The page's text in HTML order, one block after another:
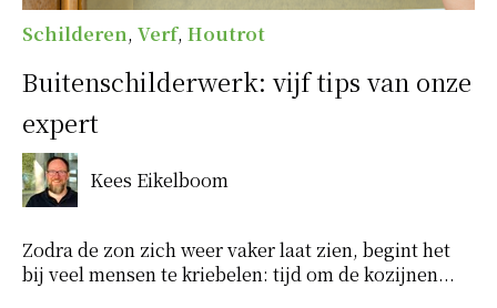
Schilderen, Verf, Houtrot
Buitenschilderwerk: vijf tips van onze
expert
Kees Eikelboom
Zodra de zon zich weer vaker laat zien, begint het
bij veel mensen te kriebelen: tijd om de kozijnen...